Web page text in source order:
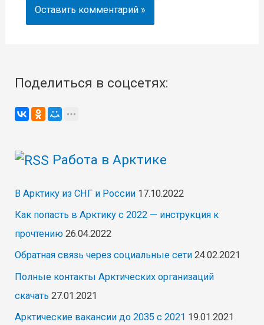
Поделиться в соцсетях:
Работа в Арктике
В Арктику из СНГ и России 17.10.2022
Как попасть в Арктику с 2022 — инструкция к
прочтению 26.04.2022
Обратная связь через социальные сети 24.02.2021
Полные контакты Арктических организаций
скачать 27.01.2021
Арктические вакансии до 2035 с 2021 19.01.2021